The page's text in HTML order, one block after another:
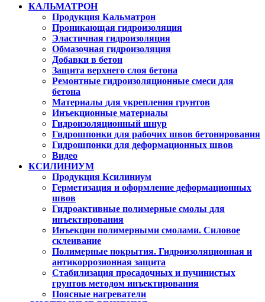
КАЛЬМАТРОН
Продукция Кальматрон
Проникающая гидроизоляция
Эластичная гидроизоляция
Обмазочная гидроизоляция
Добавки в бетон
Защита верхнего слоя бетона
Ремонтные гидроизоляционные смеси для
бетона
Материалы для укрепления грунтов
Инъекционные материалы
Гидроизоляционный шнур
Гидрошпонки для рабочих швов бетонирования
Гидрошпонки для деформационных швов
Видео
КСИЛИНИУМ
Продукция Ксилиниум
Герметизация и оформление деформационных
швов
Гидроактивные полимерные смолы для
инъектирования
Инъекции полимерными смолами. Силовое
склеивание
Полимерные покрытия. Гидроизоляционная и
антикоррозионная защита
Стабилизация просадочных и пучинистых
грунтов методом инъектирования
Поясные нагреватели